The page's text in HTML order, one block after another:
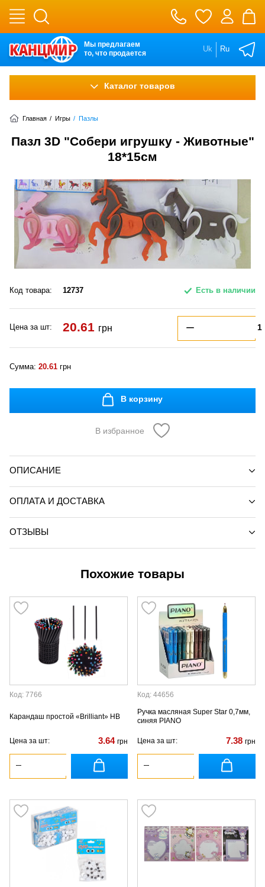
Мы предлагаем
то, что продается
Uk Ru
Каталог товаров
Главная / Игры / Пазлы
Пазл 3D "Собери игрушку - Животные"
18*15см
Код товара: 12737 Есть в наличии
Цена за шт: 20.61 грн
Сумма: 20.61 грн
В корзину
В избранное
ОПИСАНИЕ
ОПЛАТА И ДОСТАВКА
ОТЗЫВЫ
Похожие товары
Код: 7766
Карандаш простой «Brilliant» НВ
Цена за шт: 3.64 грн
Код: 44656
Ручка масляная Super Star 0,7мм,
синяя PIANO
Цена за шт: 7.38 грн